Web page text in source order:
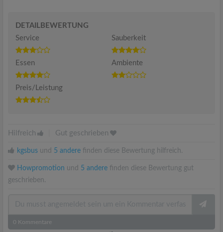
DETAILBEWERTUNG
Service
Sauberkeit
Essen Ambiente
Preis/Leistung
Hilfreich Gut geschrieben
kgsbus und 5 andere finden diese Bewertung hilfreich.
Howpromotion und 5 andere finden diese Bewertung gut
geschrieben.
0 Kommentare